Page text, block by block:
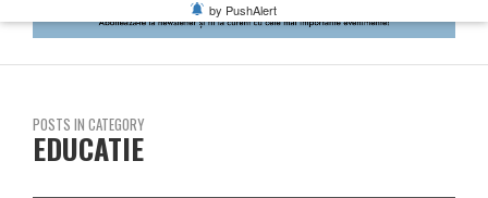
POSTS IN CATEGORY
EDUCATIE
by PushAlert